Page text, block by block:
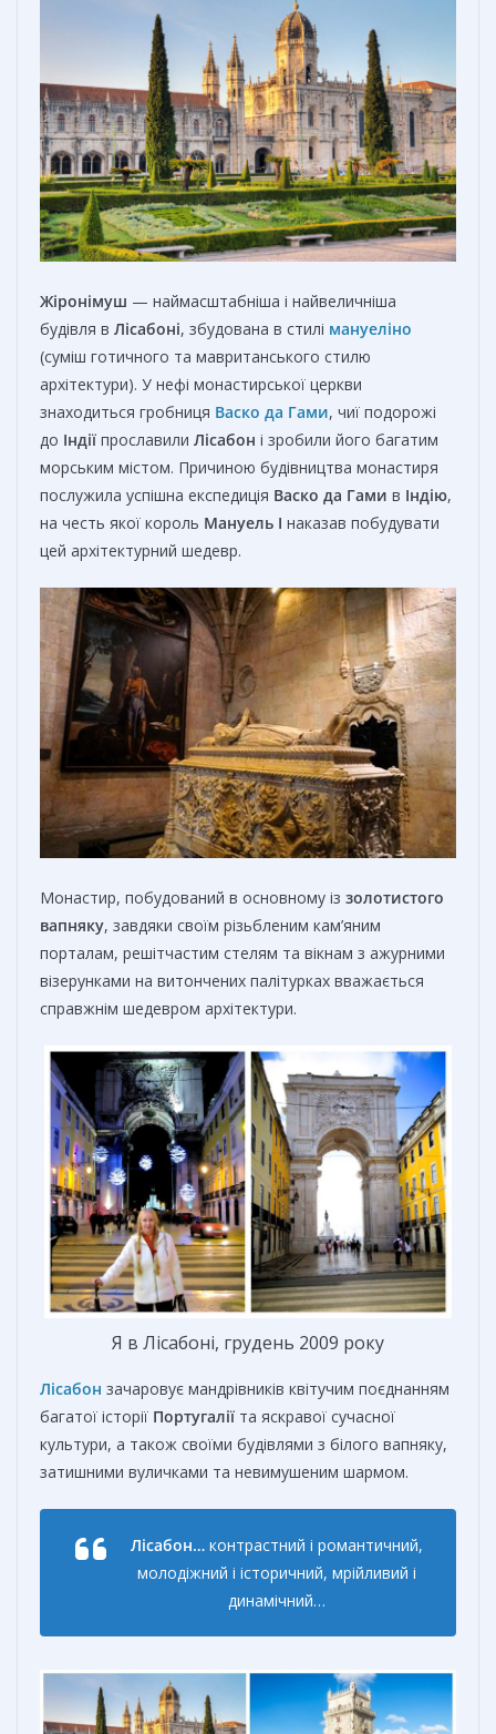
Жіронімуш — наймасштабніша і найвеличніша
будівля в Лісабоні, збудована в стилі мануеліно
(суміш готичного та мавританського стилю
архітектури). У нефі монастирської церкви
знаходиться гробниця Васко да Гами, чиї подорожі
до Індії прославили Лісабон і зробили його багатим
морським містом. Причиною будівництва монастиря
послужила успішна експедиція Васко да Гами в Індію,
на честь якої король Мануель I наказав побудувати
цей архітектурний шедевр.
Монастир, побудований в основному із золотистого
вапняку, завдяки своїм різьбленим кам’яним
порталам, решітчастим стелям та вікнам з ажурними
візерунками на витончених палітурках вважається
справжнім шедевром архітектури.
Я в Лісабоні, грудень 2009 року
Лісабон зачаровує мандрівників квітучим поєднанням
багатої історії Португалії та яскравої сучасної
культури, а також своїми будівлями з білого вапняку,
затишними вуличками та невимушеним шармом.
Лісабон… контрастний і романтичний,
молодіжний і історичний, мрійливий і
динамічний…